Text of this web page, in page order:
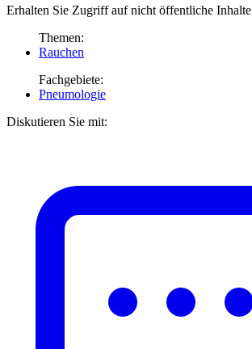
Erhalten Sie Zugriff auf nicht öffentliche Inhalte
Themen:
Rauchen
Fachgebiete:
Pneumologie
Diskutieren Sie mit: